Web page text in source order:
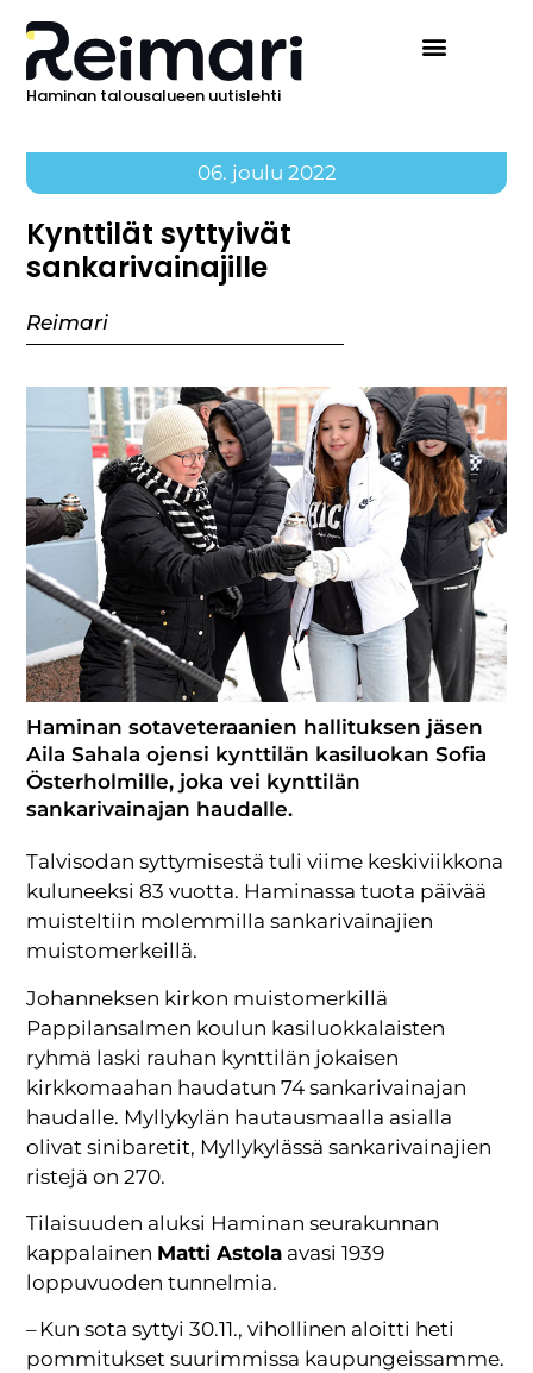
Haminan talousalueen uutislehti
06. joulu 2022
Kynttilät syttyivät
sankarivainajille
Reimari
Haminan sotaveteraanien hallituksen jäsen
Aila Sahala ojensi kynttilän kasiluokan Sofia
Österholmille, joka vei kynttilän
sankarivainajan haudalle.
Talvisodan syttymisestä tuli viime keskiviikkona
kuluneeksi 83 vuotta. Haminassa tuota päivää
muisteltiin molemmilla sankarivainajien
muistomerkeillä.
Johanneksen kirkon muistomerkillä
Pappilansalmen koulun kasiluokkalaisten
ryhmä laski rauhan kynttilän jokaisen
kirkkomaahan haudatun 74 sankarivainajan
haudalle. Myllykylän hautausmaalla asialla
olivat sinibaretit, Myllykylässä sankarivainajien
ristejä on 270.
Tilaisuuden aluksi Haminan seurakunnan
kappalainen Matti Astola avasi 1939
loppuvuoden tunnelmia.
– Kun sota syttyi 30.11., vihollinen aloitti heti
pommitukset suurimmissa kaupungeissamme.